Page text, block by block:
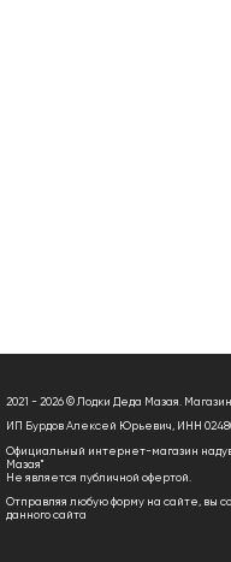
2021 - 2026 © Лодки Деда Мазая.
ИП Бурдов Алексей Юрьевич, ИНН
Официальный интернет-магазин
Мазая"
Не является публичной офертой.
Отправляя любую форму на сайте, вы
данного сайта